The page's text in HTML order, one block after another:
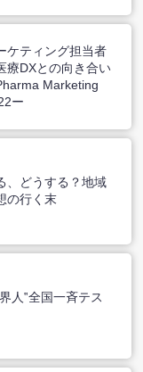
ケティング担当者
療DXとの向き合い
Marketing
ー
、どうする？地域
の行く末
人‟全国一斉テス